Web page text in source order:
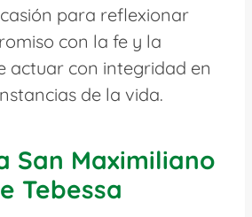
para reflexionar
con la fe y la
actuar con integridad en
de la vida.
San Maximiliano
Tebessa